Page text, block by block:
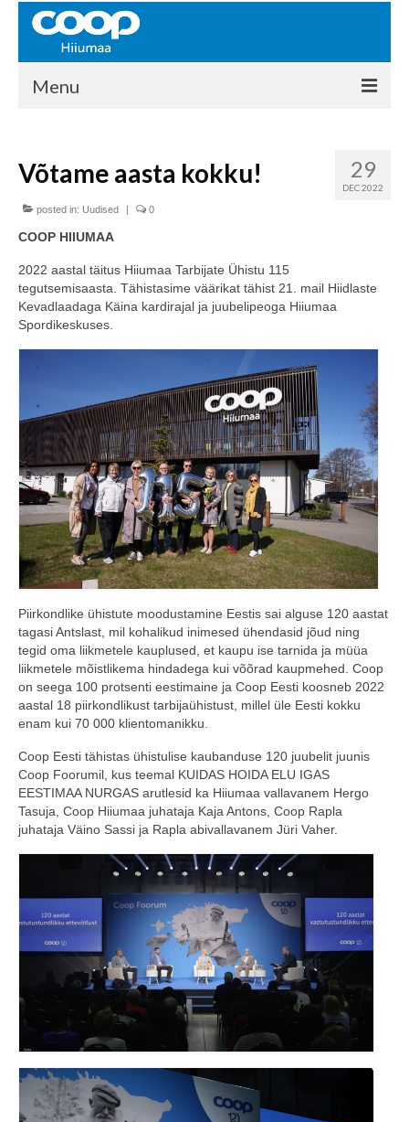
Menu
Kontakt
Liikmed
KAUPLUSED
EHITUSKESKUS
KAMPAANIAD
COOP KLIENDIKAART
KINKEKAART
PAKUME TÖÖD
HIIUMAA KÖÖK JA PAGAR
MEIE PANUS
29
DEC 2022
Võtame aasta kokku!
posted in: Uudised | 0
COOP HIIUMAA
2022 aastal täitus Hiiumaa Tarbijate Ühistu 115
tegutsemisaasta. Tähistasime väärikat tähist 21. mail Hiidlaste
Kevadlaadaga Käina kardirajal ja juubelipeoga Hiiumaa
Spordikeskuses.
Piirkondlike ühistute moodustamine Eestis sai alguse 120 aastat
tagasi Antslast, mil kohalikud inimesed ühendasid jõud ning
tegid oma liikmetele kauplused, et kaupu ise tarnida ja müüa
liikmetele mõistlikema hindadega kui võõrad kaupmehed. Coop
on seega 100 protsenti eestimaine ja Coop Eesti koosneb 2022
aastal 18 piirkondlikust tarbijaühistust, millel üle Eesti kokku
enam kui 70 000 klientomanikku.
Coop Eesti tähistas ühistulise kaubanduse 120 juubelit juunis
Coop Foorumil, kus teemal KUIDAS HOIDA ELU IGAS
EESTIMAA NURGAS arutlesid ka Hiiumaa vallavanem Hergo
Tasuja, Coop Hiiumaa juhataja Kaja Antons, Coop Rapla
juhataja Väino Sassi ja Rapla abivallavanem Jüri Vaher.